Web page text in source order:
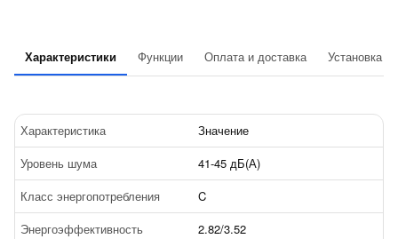
Характеристики Функции Оплата и доставка Установка
Характеристика
Значение
Уровень шума
41-45 дБ(А)
Класс энергопотребления
C
Энергоэффективность
2.82/3.52